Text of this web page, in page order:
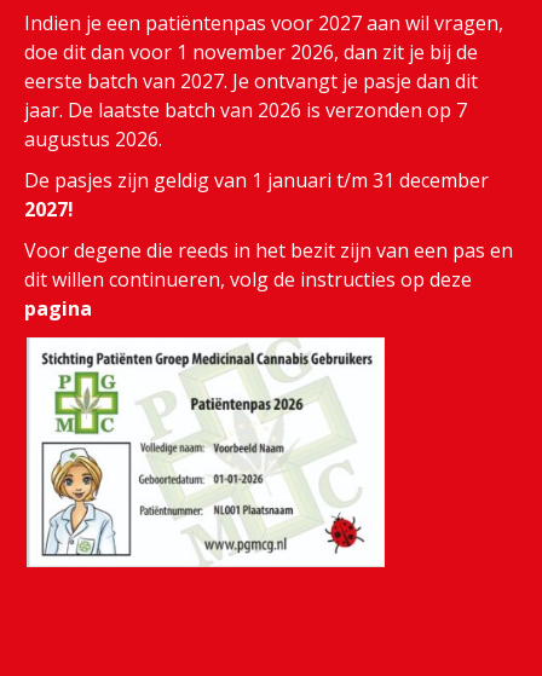
Indien je een patiëntenpas voor 2027 aan wil vragen,
doe dit dan voor 1 november 2026, dan zit je bij de
eerste batch van 2027. Je ontvangt je pasje dan dit
jaar. De laatste batch van 2026 is verzonden op 7
augustus 2026.
De pasjes zijn geldig van 1 januari t/m 31 december
2027!
Voor degene die reeds in het bezit zijn van een pas en
dit willen continueren, volg de instructies op deze
pagina